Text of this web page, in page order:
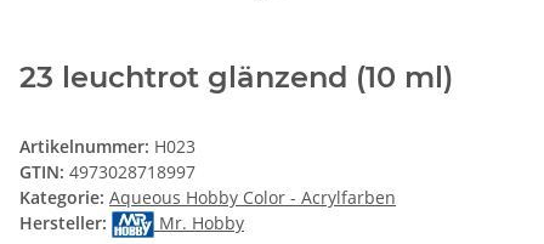
23 leuchtrot glänzend (10 ml)
Artikelnummer: H023
GTIN: 4973028718997
Kategorie: Aqueous Hobby Color - Acrylfarben
Hersteller:
Mr. Hobby